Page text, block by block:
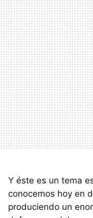
Y éste es un tema
conocemos hoy en
produciendo un